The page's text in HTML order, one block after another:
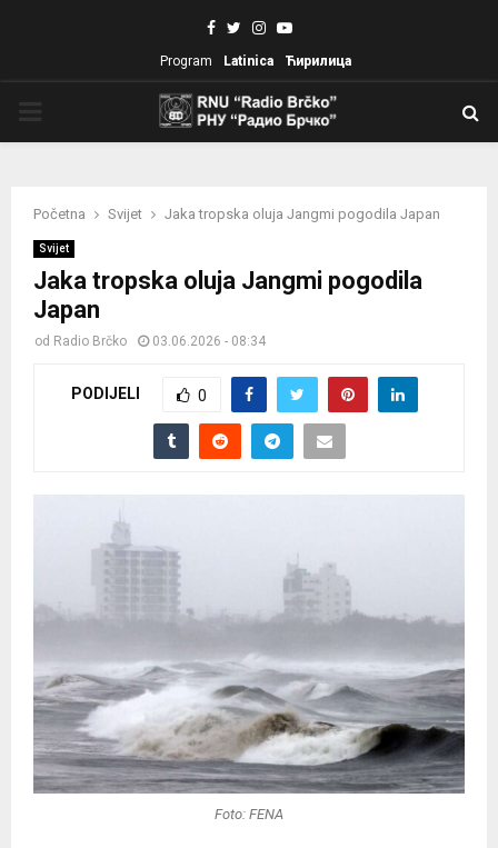
Facebook
TwitterInstagram
Youtube
Program Latinica Ћирилица
Početna Svijet Jaka tropska oluja Jangmi pogodila Japan
Svijet
Jaka tropska oluja Jangmi pogodila
Japan
od Radio Brčko 03.06.2026 - 08:34
PODIJELI 0
Foto: FENA